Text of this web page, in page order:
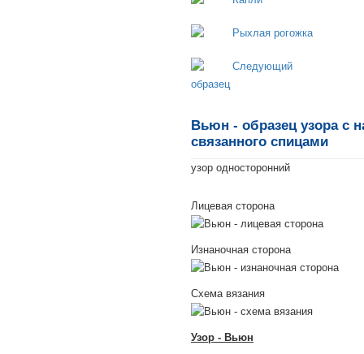
Вьюн - образец узора с
связанного спицами
узор односторонний
Лицевая сторона
Изнаночная сторона
Схема вязания
Узор - Вьюн